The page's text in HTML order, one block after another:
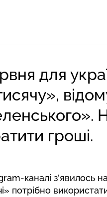
для
гроші.
каналі з’явилось
потрібно